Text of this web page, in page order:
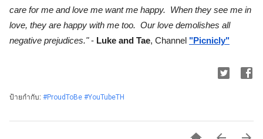
care for me and love me want me happy.  When they see me in
love, they are happy with me too.  Our love demolishes all
negative prejudices." - Luke and Tae, Channel "Picnicly"
ป้ายกำกับ: #ProudToBe #YouTubeTH